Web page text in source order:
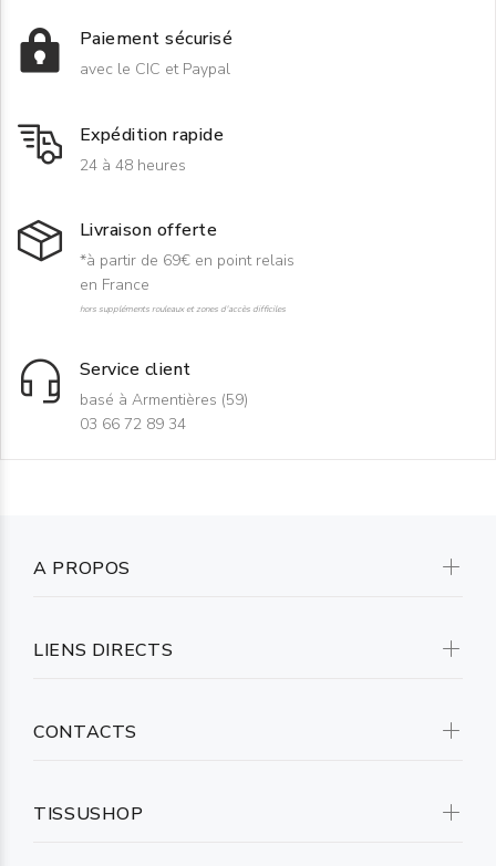
Paiement sécurisé
avec le CIC et Paypal
Expédition rapide
24 à 48 heures
Livraison offerte
*à partir de 69€ en point relais
en France
hors suppléments rouleaux et zones d'accès difficiles
Service client
basé à Armentières (59)
03 66 72 89 34
A PROPOS
LIENS DIRECTS
CONTACTS
TISSUSHOP